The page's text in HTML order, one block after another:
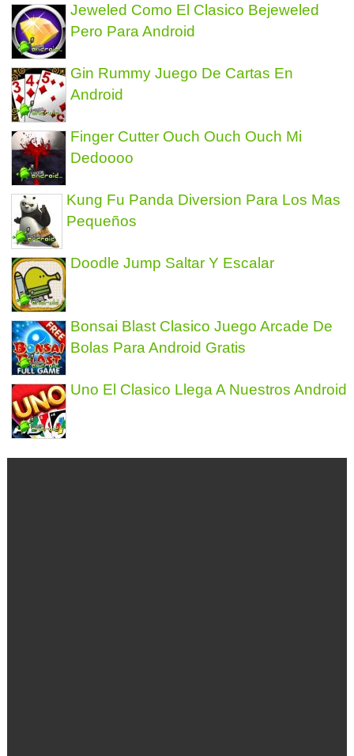
Jeweled Como El Clasico Bejeweled
Pero Para Android
Gin Rummy Juego De Cartas En
Android
Finger Cutter Ouch Ouch Ouch Mi
Dedoooo
Kung Fu Panda Diversion Para Los Mas
Pequeños
Doodle Jump Saltar Y Escalar
Bonsai Blast Clasico Juego Arcade De
Bolas Para Android Gratis
Uno El Clasico Llega A Nuestros Android